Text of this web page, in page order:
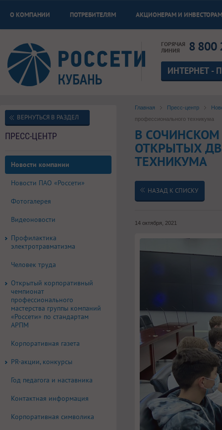
О КОМПАНИИ ПОТРЕБИТЕЛЯМ АКЦИОНЕРАМ И ИНВЕСТОРАМ
ГОРЯЧАЯ
ЛИНИЯ
8 800
ИНТЕРНЕТ -
Главная Пресс-центр
профессионального техникума
В СОЧИНСКОМ
ОТКРЫТЫХ
ТЕХНИКУМА
НАЗАД К СПИСКУ
14 октября, 2021
ВЕРНУТЬСЯ В РАЗДЕЛ
ПРЕСС-ЦЕНТР
Новости компании
Новости ПАО «Россети»
Фотогалерея
Видеоновости
Профилактика
электротравматизма
Человек труда
Открытый корпоративный
чемпионат
профессионального
мастерства группы компаний
«Россети» по стандартам
АРПМ
Корпоративная газета
PR-акции, конкурсы
Год педагога и наставника
Контактная информация
Корпоративная символика